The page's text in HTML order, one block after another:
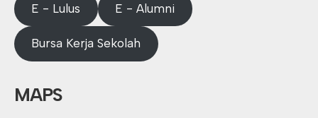
E - Lulus E - Alumni
Bursa Kerja Sekolah
MAPS